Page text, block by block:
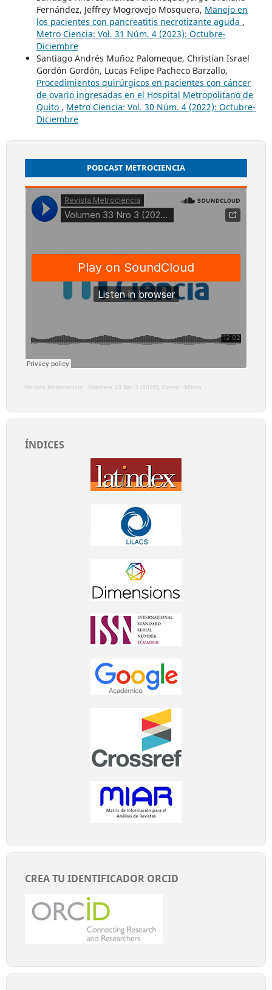
Fernández, Jeffrey Mogrovejo Mosquera, Manejo en
los pacientes con pancreatitis necrotizante aguda ,
Metro Ciencia: Vol. 31 Núm. 4 (2023): Octubre-
Diciembre
Santiago Andrés Muñoz Palomeque, Christian Israel
Gordón Gordón, Lucas Felipe Pacheco Barzallo,
Procedimientos quirúrgicos en pacientes con cáncer
de ovario ingresadas en el Hospital Metropolitano de
Quito , Metro Ciencia: Vol. 30 Núm. 4 (2022): Octubre-
Diciembre
PODCAST METROCIENCIA
Revista Metrociencia · Volumen 33 Nro 3 (2025), Enero - Marzo
ÍNDICES
CREA TU IDENTIFICADOR ORCID